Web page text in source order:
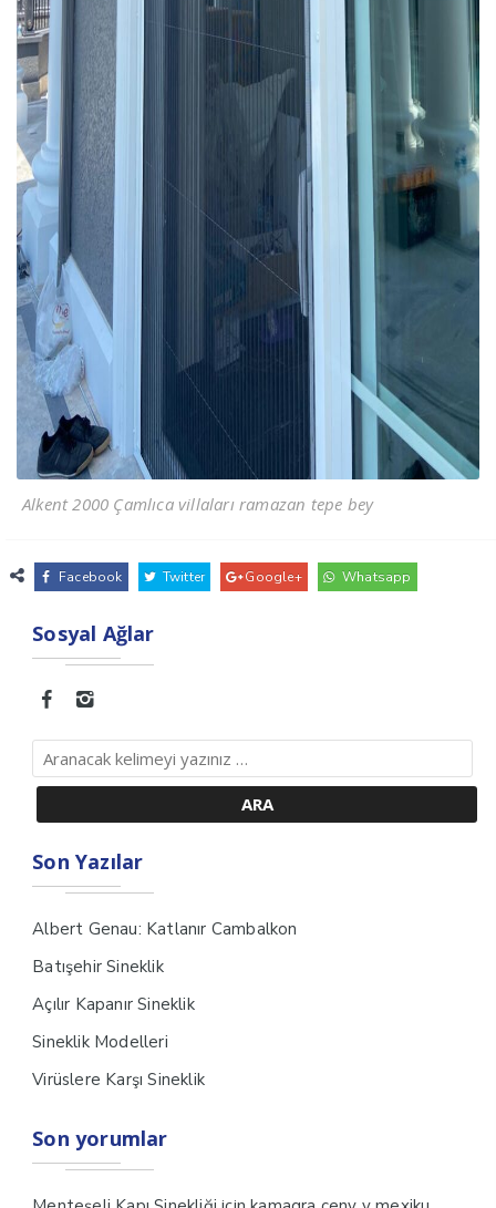
Alkent 2000 Çamlıca villaları ramazan tepe bey
Facebook Twitter Google+ Whatsapp
Sosyal Ağlar
Son Yazılar
Albert Genau: Katlanır Cambalkon
Batışehir Sineklik
Açılır Kapanır Sineklik
Sineklik Modelleri
Virüslere Karşı Sineklik
Son yorumlar